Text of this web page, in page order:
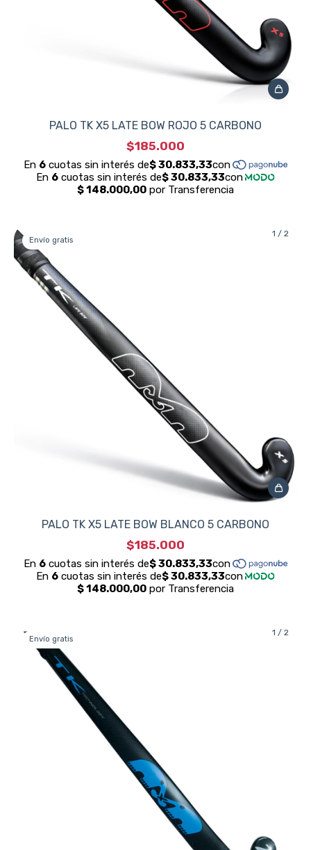
PALO TK X5 LATE BOW ROJO 5 CARBONO
$185.000
1 / 2
Envío gratis
PALO TK X5 LATE BOW BLANCO 5 CARBONO
$185.000
1 / 2
Envío gratis